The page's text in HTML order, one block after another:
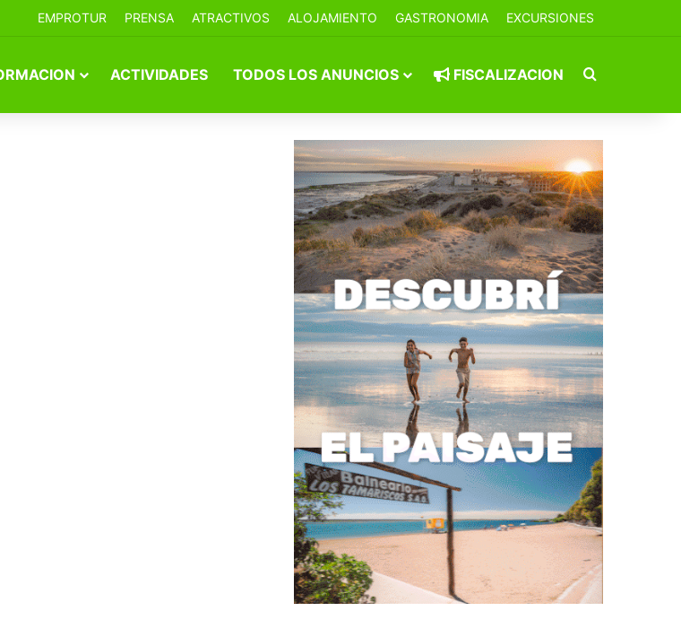
EMPROTUR PRENSA ATRACTIVOS ALOJAMIENTO GASTRONOMIA EXCURSIONES
ACTIVIDADES TODOS LOS ANUNCIOS FISCALIZACION Buscar por